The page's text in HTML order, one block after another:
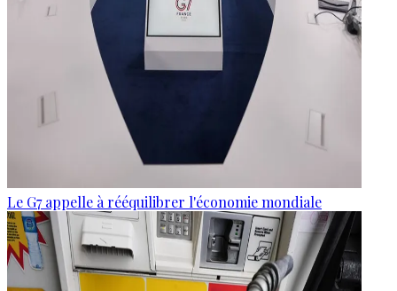
Le G7 appelle à rééquilibrer l'économie mondiale